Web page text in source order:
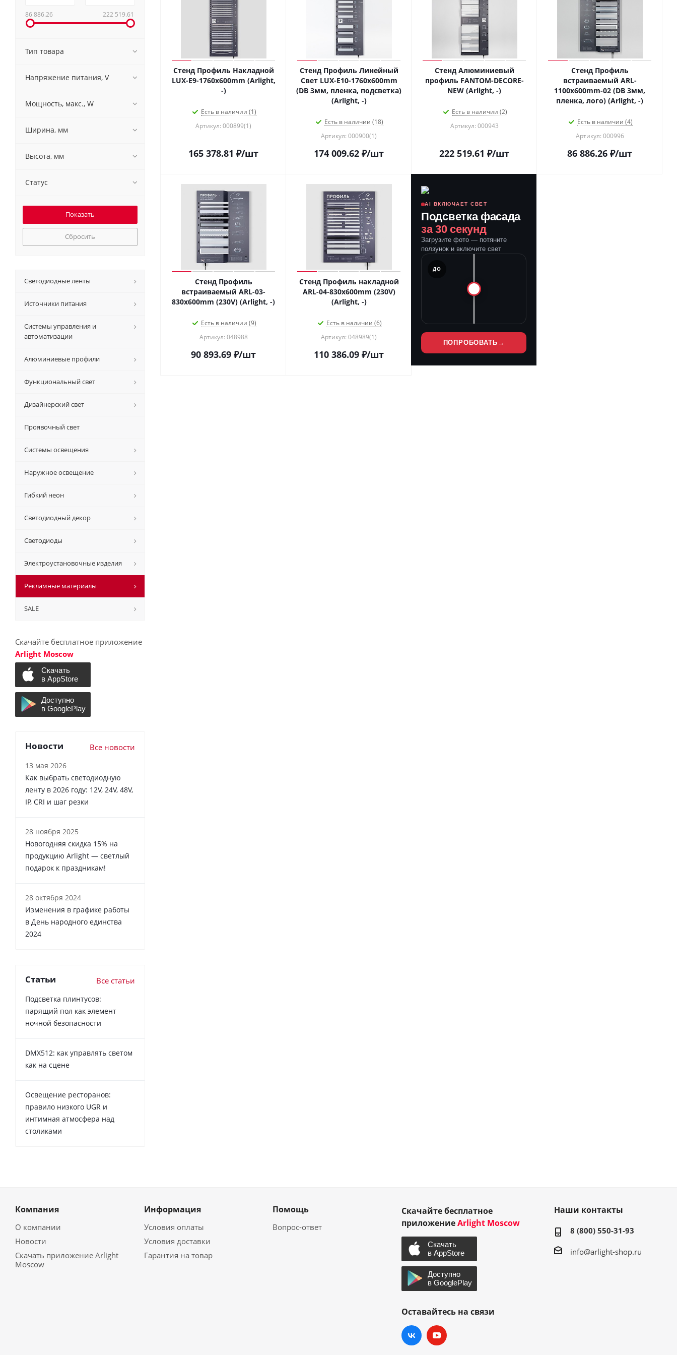
Стенд Профиль Накладной
LUX-E9-1760x600mm (Arlight,
-)
Есть в наличии (1)
Артикул: 000899(1)
165 378.81 ₽/шт
Стенд Профиль Линейный
Свет LUX-E10-1760x600mm
(DB 3мм, пленка, подсветка)
(Arlight, -)
Есть в наличии (18)
Артикул: 000900(1)
174 009.62 ₽/шт
Стенд Алюминиевый
профиль FANTOM-DECORE-
NEW (Arlight, -)
Есть в наличии (2)
Артикул: 000943
222 519.61 ₽/шт
Стенд Профиль
встраиваемый ARL-
1100x600mm-02 (DB 3мм,
пленка, лого) (Arlight, -)
Есть в наличии (4)
Артикул: 000996
86 886.26 ₽/шт
Стенд Профиль
встраиваемый ARL-03-
830x600mm (230V) (Arlight, -)
Есть в наличии (9)
Артикул: 048988
90 893.69 ₽/шт
Стенд Профиль накладной
ARL-04-830x600mm (230V)
(Arlight, -)
Есть в наличии (6)
Артикул: 048989(1)
110 386.09 ₽/шт
AI ВКЛЮЧАЕТ СВЕТ
Подсветка фасада
за 30 секунд
Загрузите фото — потяните
ползунок и включите свет
ДО
ПОСЛЕ
ПОПРОБОВАТЬ →
86 886.26 222 519.61
Тип товара
Напряжение питания, V
Мощность, макс., W
Ширина, мм
Высота, мм
Статус
Сбросить
Светодиодные ленты
Источники питания
Системы управления и
автоматизации
Алюминиевые профили
Функциональный свет
Дизайнерский свет
Проявочный свет
Системы освещения
Наружное освещение
Гибкий неон
Светодиодный декор
Светодиоды
Электроустановочные изделия
Рекламные материалы
SALE
Скачайте бесплатное приложение
Arlight Moscow
Новости Все новости
13 мая 2026
Как выбрать светодиодную
ленту в 2026 году: 12V, 24V, 48V,
IP, CRI и шаг резки
28 ноября 2025
Новогодняя скидка 15% на
продукцию Arlight — светлый
подарок к праздникам!
28 октября 2024
Изменения в графике работы
в День народного единства
2024
Статьи Все статьи
Подсветка плинтусов:
парящий пол как элемент
ночной безопасности
DMX512: как управлять светом
как на сцене
Освещение ресторанов:
правило низкого UGR и
интимная атмосфера над
столиками
Компания
О компании
Новости
Скачать приложение Arlight
Moscow
Информация
Условия оплаты
Условия доставки
Гарантия на товар
Помощь
Вопрос-ответ
Скачайте бесплатное
приложениеArlight Moscow
Оставайтесь на связи
Наши контакты
8 (800) 550-31-93
info@arlight-shop.ru